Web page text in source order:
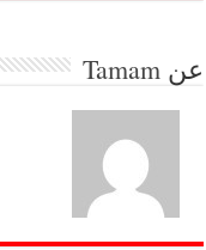
عن Tamam